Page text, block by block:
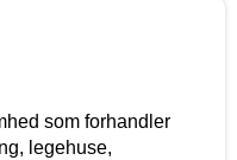
som forhandler
legehuse,